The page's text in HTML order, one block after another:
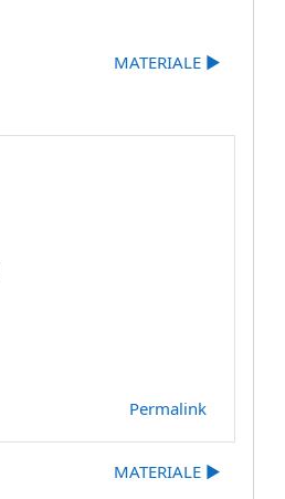
MATERIALE ▶︎
Permalink
MATERIALE ▶︎